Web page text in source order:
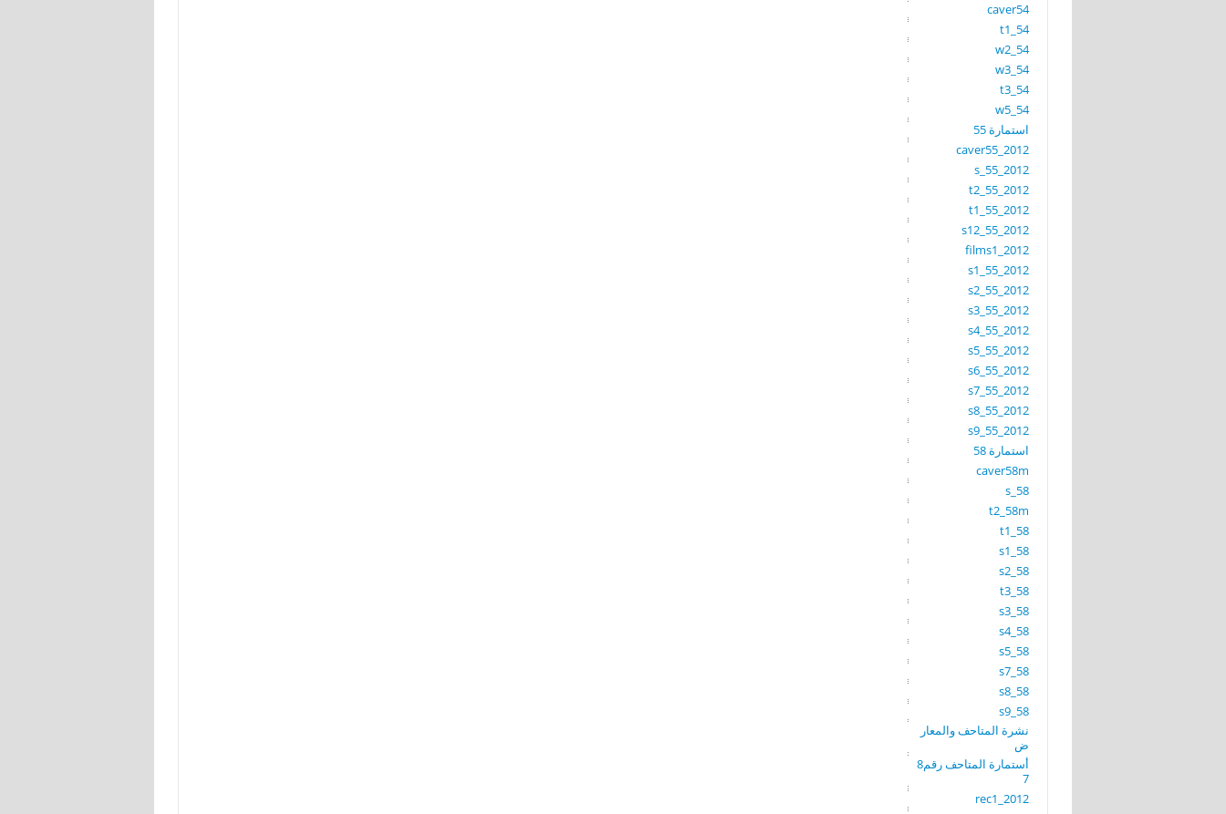
caver54
t1_54
w2_54
w3_54
t3_54
w5_54
استمارة 55
caver55_2012
s_55_2012
t2_55_2012
t1_55_2012
s12_55_2012
films1_2012
s1_55_2012
s2_55_2012
s3_55_2012
s4_55_2012
s5_55_2012
s6_55_2012
s7_55_2012
s8_55_2012
s9_55_2012
استمارة 58
caver58m
s_58
t2_58m
t1_58
s1_58
s2_58
t3_58
s3_58
s4_58
s5_58
s7_58
s8_58
s9_58
نشرة المتاحف والمعار
ض
أستمارة المتاحف رقم8
7
rec1_2012